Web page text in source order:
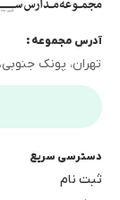
آدرس مجموعه :
تهران، پونک
دسترسی سریع
ثبت نام